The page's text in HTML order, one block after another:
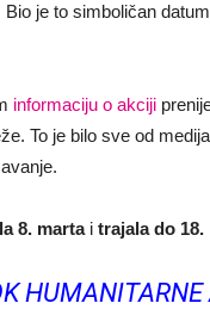
je to simboličan
informaciju o akciji
To je bilo sve od
8. martai trajala do 18.
HUMANITARNE